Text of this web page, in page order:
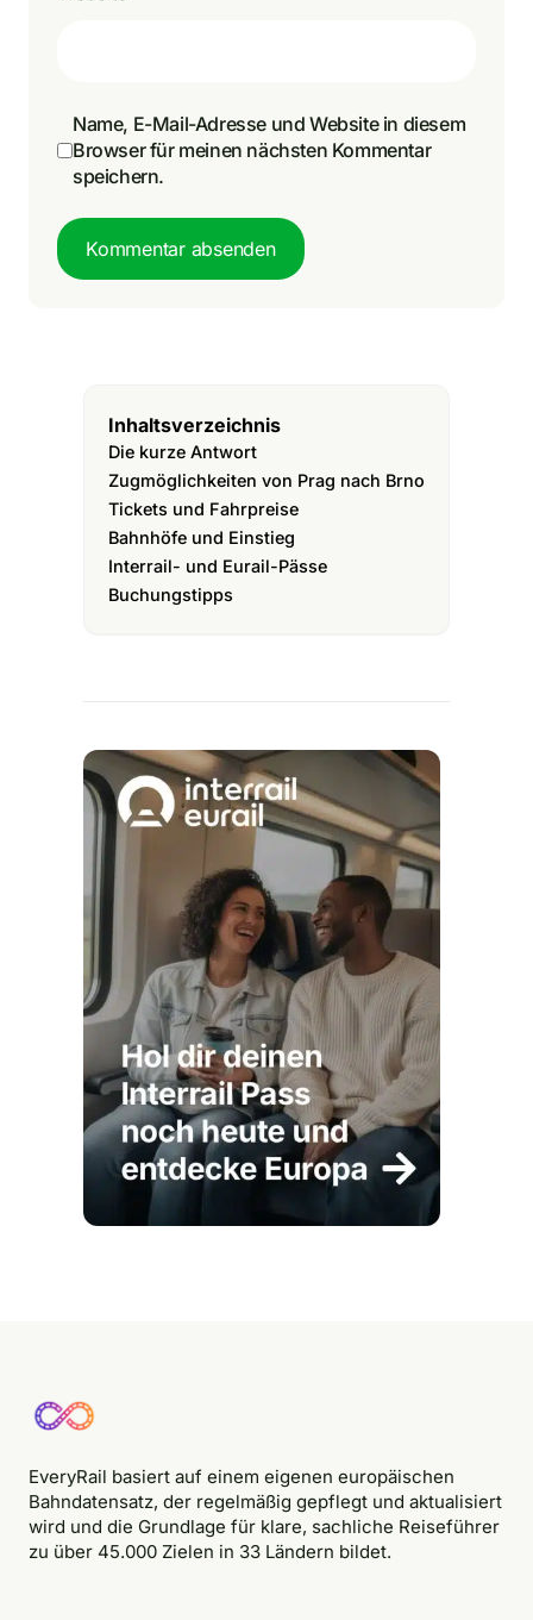
Name, E-Mail-Adresse und Website in diesem
Browser für meinen nächsten Kommentar
speichern.
Kommentar absenden
Inhaltsverzeichnis
Die kurze Antwort
Zugmöglichkeiten von Prag nach Brno
Tickets und Fahrpreise
Bahnhöfe und Einstieg
Interrail- und Eurail-Pässe
Buchungstipps
EveryRail basiert auf einem eigenen europäischen
Bahndatensatz, der regelmäßig gepflegt und aktualisiert
wird und die Grundlage für klare, sachliche Reiseführer
zu über 45.000 Zielen in 33 Ländern bildet.